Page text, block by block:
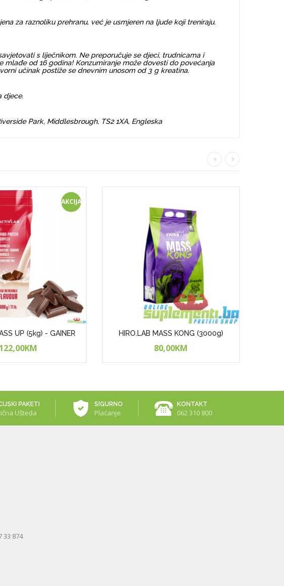
za raznoliku prehranu, već je usmjeren na ljude koji treniraju.
s liječnikom. Ne preporučuje se djeci, trudnicama i
od 16 godina! Konzumiranje može dovesti do povećanja
učinak postiže se dnevnim unosom od 3 g kreatina.
djece.
Park, Middlesbrough, TS2 1XA, Engleska
AKCIJA!
UP (5kg) - GAINER
122,00KM
HIRO.LAB MASS KONG (3000g)
80,00KM
PAKETI
Ušteda
SIGURNO
Plaćanje
KONTAKT
062 310 800
33 874